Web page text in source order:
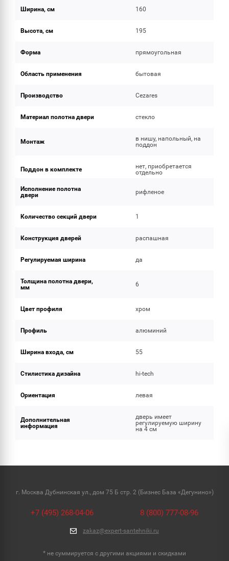
Ширина, см 160
Высота, см 195
Форма прямоугольная
Область применения бытовая
Производство Cezares
Материал полотна двери стекло
Монтаж
в нишу, напольный, на
поддон
Поддон в комплекте
нет, приобретается
отдельно
Исполнение полотна
двери
рифленое
Количество секций двери 1
Конструкция дверей распашная
Регулируемая ширина да
Толщина полотна двери,
мм
6
Цвет профиля хром
Профиль алюминий
Ширина входа, см 55
Стилистика дизайна hi-tech
Ориентация левая
Дополнительная
информация
дверь имеет
регулируемую ширину
на 4 см
г. Москва Дубнинская ул., дом 75 Б стр. 2 (Бизнес База «Дегунино»)
+7 (495) 268-04-06 8 (800) 777-08-96
zakaz@expert-santehniki.ru
* не суммируется с другими акциями и скидками